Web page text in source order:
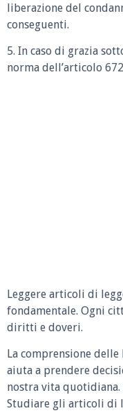
liberazione del
conseguenti.
5. In caso di grazia
norma dell’articolo
Leggere articoli di
fondamentale. Ogni
diritti e doveri.
La comprensione
aiuta a prendere
nostra vita
Studiare gli articoli di